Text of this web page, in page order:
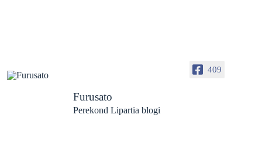
409
Furusato
Perekond Lipartia blogi